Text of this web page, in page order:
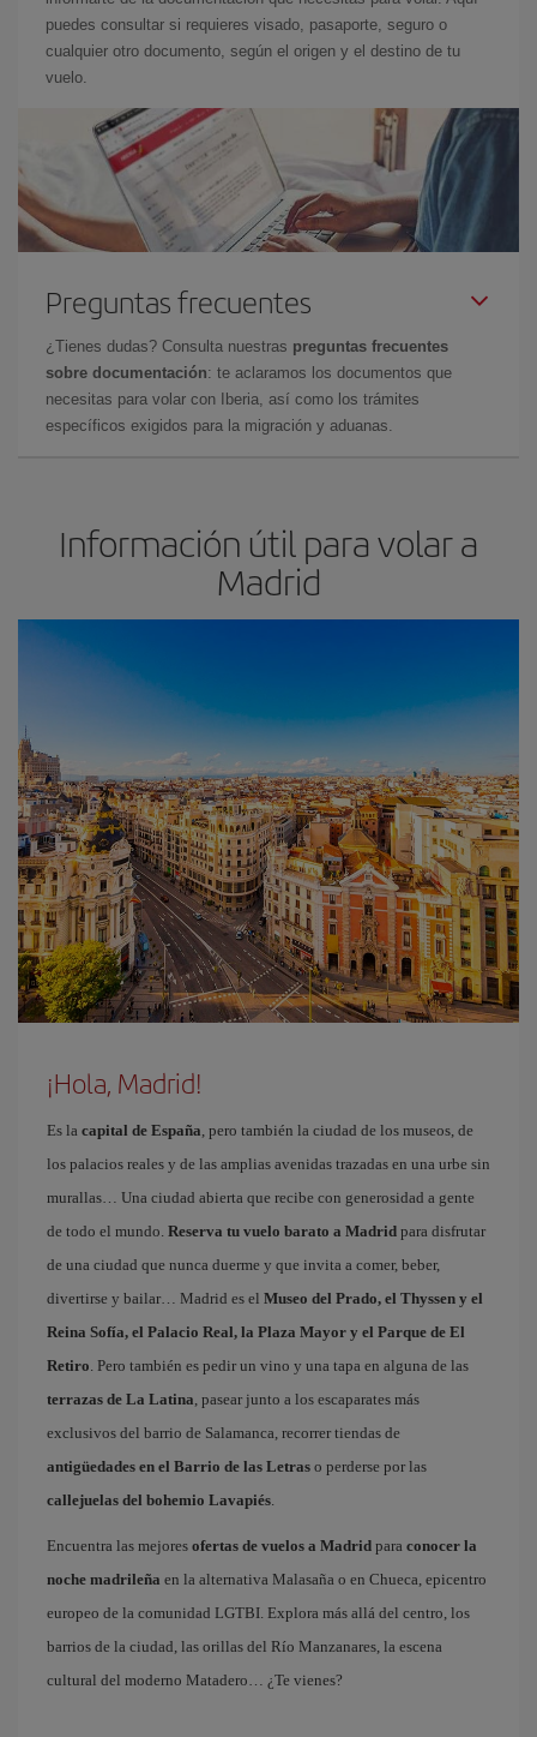
puedes consultar si requieres visado, pasaporte, seguro o
cualquier otro documento, según el origen y el destino de tu
vuelo.
Preguntas frecuentes
¿Tienes dudas? Consulta nuestras preguntas frecuentes
sobre documentación: te aclaramos los documentos que
necesitas para volar con Iberia, así como los trámites
específicos exigidos para la migración y aduanas.
Información útil para volar a
Madrid
¡Hola, Madrid!
Es la capital de España, pero también la ciudad de los museos, de
los palacios reales y de las amplias avenidas trazadas en una urbe sin
murallas… Una ciudad abierta que recibe con generosidad a gente
de todo el mundo. Reserva tu vuelo barato a Madrid para disfrutar
de una ciudad que nunca duerme y que invita a comer, beber,
divertirse y bailar… Madrid es el Museo del Prado, el Thyssen y el
Reina Sofía, el Palacio Real, la Plaza Mayor y el Parque de El
Retiro. Pero también es pedir un vino y una tapa en alguna de las
terrazas de La Latina, pasear junto a los escaparates más
exclusivos del barrio de Salamanca, recorrer tiendas de
antigüedades en el Barrio de las Letras o perderse por las
callejuelas del bohemio Lavapiés.
Encuentra las mejores ofertas de vuelos a Madrid para conocer la
noche madrileña en la alternativa Malasaña o en Chueca, epicentro
europeo de la comunidad LGTBI. Explora más allá del centro, los
barrios de la ciudad, las orillas del Río Manzanares, la escena
cultural del moderno Matadero… ¿Te vienes?